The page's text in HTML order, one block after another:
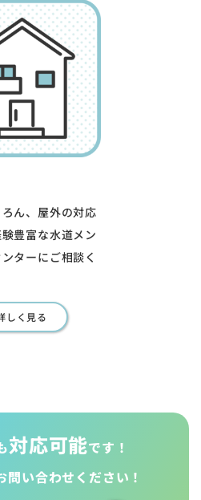
ん、屋外の対応
豊富な水道メン
ターにご相談く
しく見る
対応可能です！
問い合わせください！